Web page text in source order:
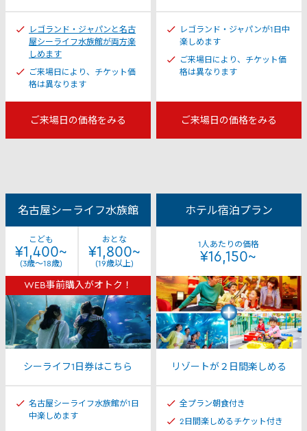
レゴランド・ジャパンと名古
屋シーライフ水族館が両方楽
しめます
ご来場日により、チケット価
格は異なります
ご来場日の価格をみる
レゴランド・ジャパンが1日中
楽しめます
ご来場日により、チケット価
格は異なります
ご来場日の価格をみる
名古屋シーライフ水族館
こども
¥1,400~
(3歳～18歳)
おとな
¥1,800~
(19歳以上)
WEB事前購入がオトク！
シーライフ1日券はこちら
名古屋シーライフ水族館が1日
中楽しめます
ホテル宿泊プラン
1人あたりの価格
¥16,150~
リゾートが２日間楽しめる
全プラン朝食付き
2日間楽しめるチケット付き